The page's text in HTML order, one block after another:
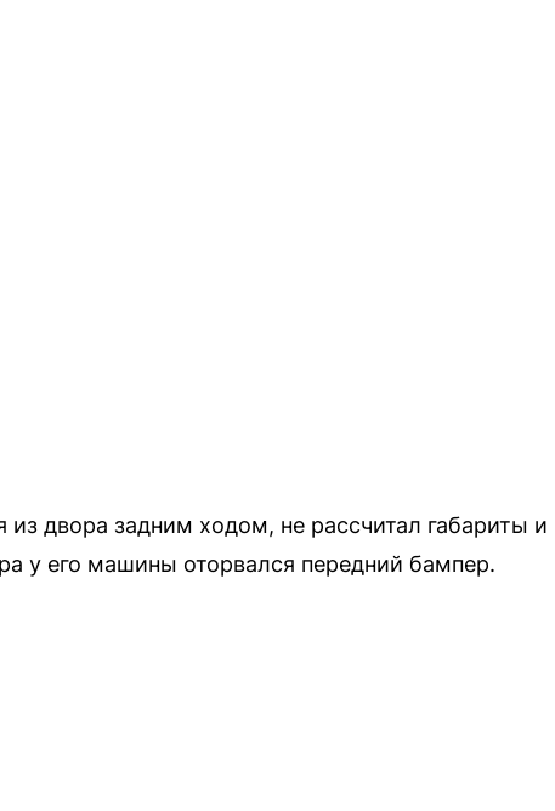
двора задним ходом, не рассчитал габариты и
у его машины оторвался передний бампер.